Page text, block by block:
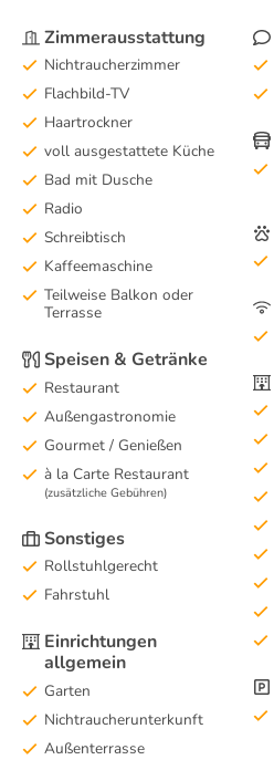
Zimmerausstattung
Nichtraucherzimmer
Flachbild-TV
Haartrockner
voll ausgestattete Küche
Bad mit Dusche
Radio
Schreibtisch
Kaffeemaschine
Teilweise Balkon oder
Terrasse
Speisen & Getränke
Restaurant
Außengastronomie
Gourmet / Genießen
à la Carte Restaurant
(zusätzliche Gebühren)
Sonstiges
Rollstuhlgerecht
Fahrstuhl
Einrichtungen
allgemein
Garten
Nichtraucherunterkunft
Außenterrasse